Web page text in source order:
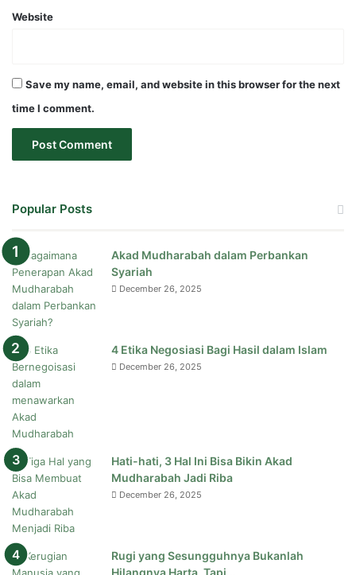
Website
Save my name, email, and website in this browser for the next
time I comment.
Popular Posts
Akad Mudharabah dalam Perbankan
Syariah
December 26, 2025
4 Etika Negosiasi Bagi Hasil dalam Islam
December 26, 2025
Hati-hati, 3 Hal Ini Bisa Bikin Akad
Mudharabah Jadi Riba
December 26, 2025
Rugi yang Sesungguhnya Bukanlah